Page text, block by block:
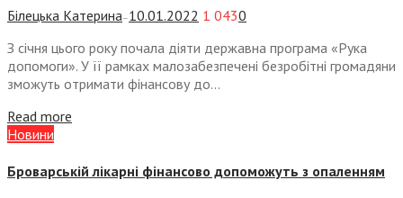
Білецька Катерина — 10.01.2022 1 0430
З січня цього року почала діяти державна програма «Рука
допомоги». У її рамках малозабезпечені безробітні громадяни
зможуть отримати фінансову до...
Read more
Новини
Броварській лікарні фінансово допоможуть з опаленням